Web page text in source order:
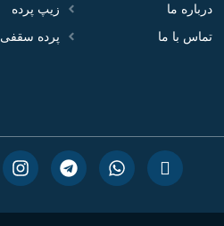
درباره ما
تماس با ما
زیپ پرده
پرده سقفی